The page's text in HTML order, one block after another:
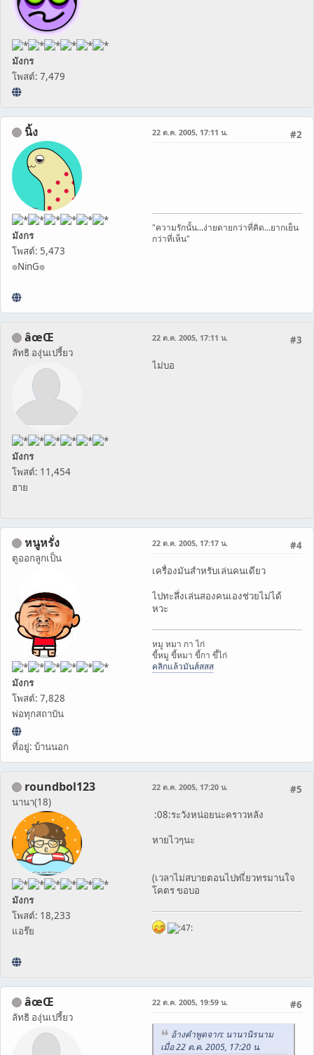
มังกร
โพสต์: 7,479
นิ้ง
มังกร
โพสต์: 5,473
๏NinG๏
#2
22 ต.ค. 2005, 17:11 น.
"ความรักนั้น...ง่ายดายกว่าที่คิด...ยากเย็น
กว่าที่เห็น"
âœŒ
ลัทธิ องุ่นเปรี้ยว
มังกร
โพสต์: 11,454
ฮาย
#3
22 ต.ค. 2005, 17:11 น.
ไม่บอ
หนูหรั่ง
ตูออกลูกเป็น
มังกร
โพสต์: 7,828
พ่อทุกสถาบัน
ที่อยู่: บ้านนอก
#4
22 ต.ค. 2005, 17:17 น.
เครื่องมันสำหรับเล่นคนเดียว
ไปทะลึ่งเล่นสองคนเองช่วยไม่ได้
หวะ
หมู หมา กา ไก่
ขี้หมู ขี้หมา ขี้กา ขึ้ไก่
คลิกแล้วมันส์สสส
roundbol123
นานา(18)
มังกร
โพสต์: 18,233
แอร๊ย
#5
22 ต.ค. 2005, 17:20 น.
:08:ระวังหน่อยนะคราวหลัง
หายไวๆนะ
(เวลาไม่สบายตอนไปทเี่ยวทรมานใจ
โคตร ขอบอ
âœŒ
ลัทธิ องุ่นเปรี้ยว
#6
22 ต.ค. 2005, 19:59 น.
อ้างคำพูดจาก: นานานิรนาม
เมื่อ 22 ต.ค. 2005, 17:20 น.